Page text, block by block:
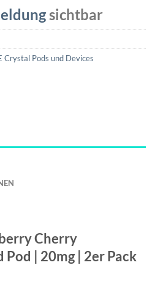
sichtbar
Crystal Pods und Devices
Cherry
| 20mg | 2er Pack